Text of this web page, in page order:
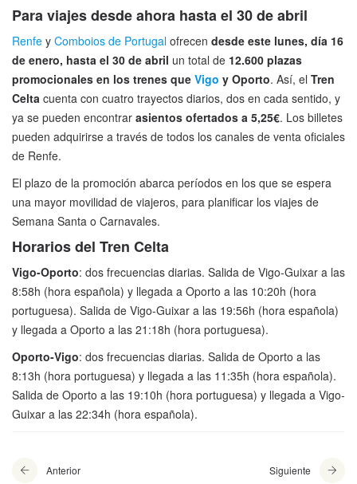
Para viajes desde ahora hasta el 30 de abril
Renfe y Comboios de Portugal ofrecen desde este lunes, día 16
de enero, hasta el 30 de abril un total de 12.600 plazas
promocionales en los trenes que Vigo y Oporto. Así, el Tren
Celta cuenta con cuatro trayectos diarios, dos en cada sentido, y
ya se pueden encontrar asientos ofertados a 5,25€. Los billetes
pueden adquirirse a través de todos los canales de venta oficiales
de Renfe.
El plazo de la promoción abarca períodos en los que se espera
una mayor movilidad de viajeros, para planificar los viajes de
Semana Santa o Carnavales.
Horarios del Tren Celta
Vigo-Oporto: dos frecuencias diarias. Salida de Vigo-Guixar a las
8:58h (hora española) y llegada a Oporto a las 10:20h (hora
portuguesa). Salida de Vigo-Guixar a las 19:56h (hora española)
y llegada a Oporto a las 21:18h (hora portuguesa).
Oporto-Vigo: dos frecuencias diarias. Salida de Oporto a las
8:13h (hora portuguesa) y llegada a las 11:35h (hora española).
Salida de Oporto a las 19:10h (hora portuguesa) y llegada a Vigo-
Guixar a las 22:34h (hora española).
Anterior Siguiente